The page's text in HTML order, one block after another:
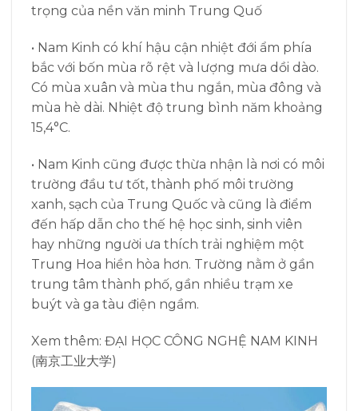
trọng của nền văn minh Trung Quố
• Nam Kinh có khí hậu cận nhiệt đới ẩm phía
bắc với bốn mùa rõ rệt và lượng mưa dồi dào.
Có mùa xuân và mùa thu ngắn, mùa đông và
mùa hè dài. Nhiệt độ trung bình năm khoảng
15,4°C.
• Nam Kinh cũng được thừa nhận là nơi có môi
trường đầu tư tốt, thành phố môi trường
xanh, sạch của Trung Quốc và cũng là điểm
đến hấp dẫn cho thế hệ học sinh, sinh viên
hay những người ưa thích trải nghiệm một
Trung Hoa hiền hòa hơn. Trường nằm ở gần
trung tâm thành phố, gần nhiều trạm xe
buýt và ga tàu điện ngầm.
Xem thêm: ĐẠI HỌC CÔNG NGHỆ NAM KINH
(南京工业大学)